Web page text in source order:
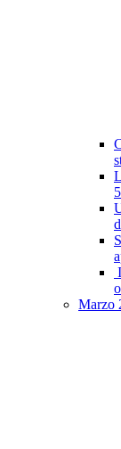
Marzo